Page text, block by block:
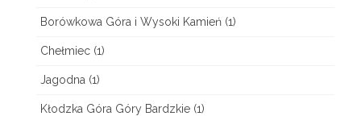
Borówkowa Góra i Wysoki Kamień (1)
Chełmiec (1)
Jagodna (1)
Kłodzka Góra Góry Bardzkie (1)